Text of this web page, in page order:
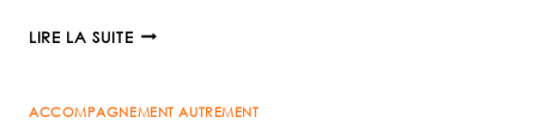
LIRE LA SUITERIEZ,
!
ACCOMPAGNEMENT AUTREMENT